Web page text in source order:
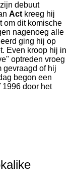
debuut
Act kreeg hij
om dit komische
nagenoeg alle
ging hij op
Even kroop hij in
optreden vroeg
gevraagd of hij
begon een
door het